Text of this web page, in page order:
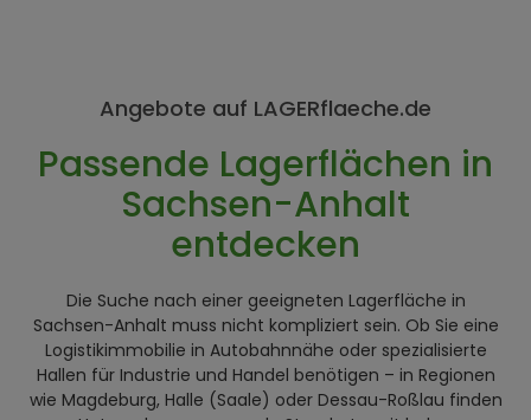
Angebote auf LAGERflaeche.de
Passende Lagerflächen in
Sachsen-Anhalt
entdecken
Die Suche nach einer geeigneten Lagerfläche in
Sachsen-Anhalt muss nicht kompliziert sein. Ob Sie eine
Logistikimmobilie in Autobahnnähe oder spezialisierte
Hallen für Industrie und Handel benötigen – in Regionen
wie Magdeburg, Halle (Saale) oder Dessau-Roßlau finden